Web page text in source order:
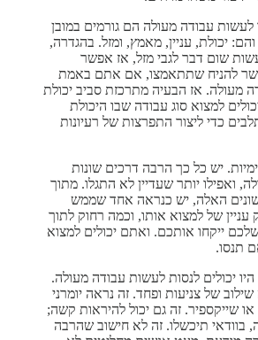
לעשות עבודה מעולה הם גורמים במובן
יכולת, עניין, מאמץ, ומזל. בהגדרה,
שום דבר לגבי מזל, אז אפשר
להניח שתתאמצו, אם אתם באמת
מעולה. אז הבעיה מתרכזת סביב יכולת
למצוא סוג עבודה שבו היכולת
כדי ליצור התפרצות של רעיונות
יש כל כך הרבה דרכים שונות
ואפילו יותר שעדיין לא התגלו. מתוך
האלה, יש כנראה אחד שממש
של למצוא אותו, וכמה רחוק לתוך
שלכם ייקחו אותכם. ואתם יכולים למצוא
תנסו.
יכולים לנסות לעשות עבודה מעולה.
של צניעות ופחד. זה נראה יומרני
או שייקספיר. זה גם יכול להיראות קשה;
בוודאי תיכשלו. זה לא חישוב שהרבה